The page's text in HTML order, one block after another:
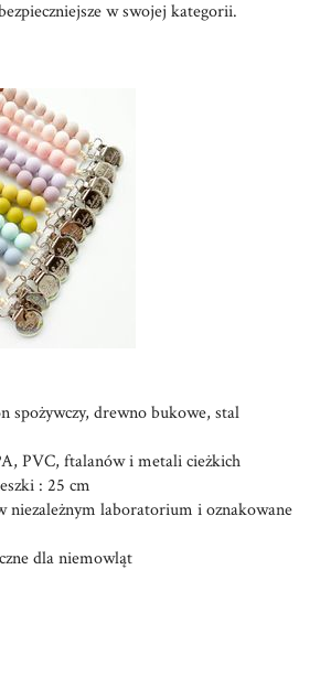
w swojej kategorii.
spożywczy, drewno bukowe, stal
PVC, ftalanów i metali cieżkich
: 25 cm
niezależnym laboratorium i oznakowane
dla niemowląt